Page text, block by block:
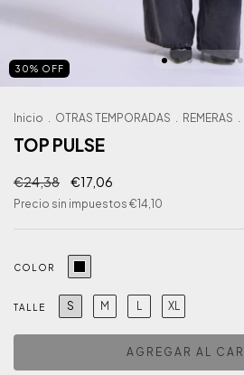
30% OFF
Inicio . OTRAS TEMPORADAS . REMERAS .
TOP PULSE
€24,38 €17,06
Precio sin impuestos €14,10
COLOR
TALLE S M L XL